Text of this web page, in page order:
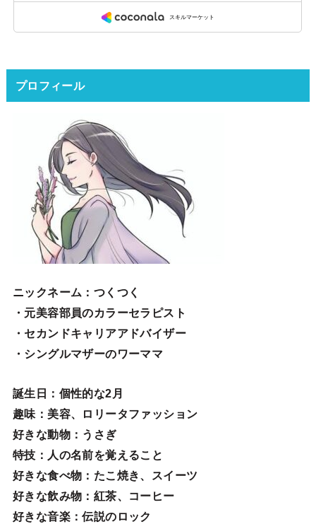
プロフィール
ニックネーム ：つくつく
・元美容部員のカラーセラピスト
・セカンドキャリアアドバイザー
・シングルマザーのワーママ
誕生日 ：個性的な2月
趣味 ：美容、ロリータファッション
好きな動物：うさぎ
特技 ：人の名前を覚えること
好きな食べ物 ：たこ焼き、スイーツ
好きな飲み物：紅茶、コーヒー
好きな音楽：伝説のロック